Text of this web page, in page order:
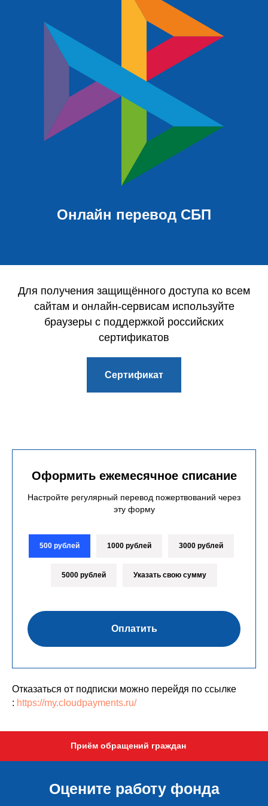
Онлайн перевод СБП
Для получения защищённого доступа ко всем
сайтам и онлайн-сервисам используйте
браузеры с поддержкой российских
сертификатов
Сертификат
Оформить ежемесячное списание
Настройте регулярный перевод пожертвований через
эту форму
500 рублей 1000 рублей 3000 рублей
5000 рублей Указать свою сумму
Оплатить
Отказаться от подписки можно перейдя по ссылке
: https://my.cloudpayments.ru/
Приём обращений граждан
Оцените работу фонда